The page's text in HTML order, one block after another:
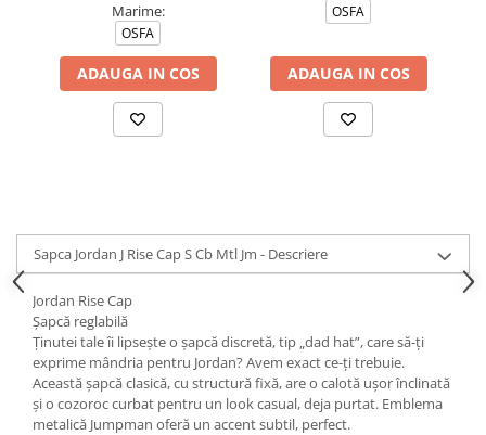
Marime:
OSFA
ADAUGA IN COS
OSFA
ADAUGA IN COS
Sapca Jordan J Rise Cap S Cb Mtl Jm - Descriere
Jordan Rise Cap
Șapcă reglabilă
Ținutei tale îi lipsește o șapcă discretă, tip „dad hat”, care să-ți
exprime mândria pentru Jordan? Avem exact ce-ți trebuie.
Această șapcă clasică, cu structură fixă, are o calotă ușor înclinată
și o cozoroc curbat pentru un look casual, deja purtat. Emblema
metalică Jumpman oferă un accent subtil, perfect.